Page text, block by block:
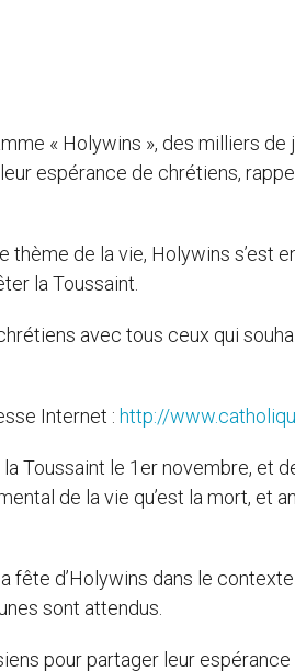
« Holywins », des milliers de
espérance de chrétiens,
de la vie, Holywins s’est
la Toussaint.
avec tous ceux qui
Internet : http://
Toussaint le 1er novembre, et
de la vie qu’est la mort, et
fête d’Holywins dans le
sont attendus.
pour partager leur